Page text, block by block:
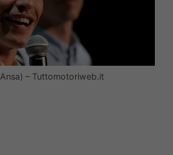
– Tuttomotoriweb.it